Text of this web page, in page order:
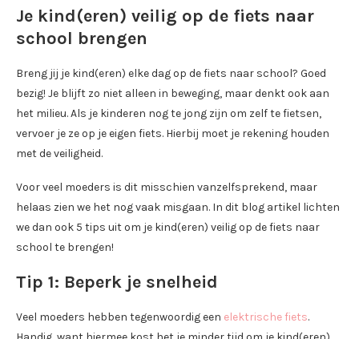
Je kind(eren) veilig op de fiets naar
school brengen
Breng jij je kind(eren) elke dag op de fiets naar school? Goed
bezig! Je blijft zo niet alleen in beweging, maar denkt ook aan
het milieu. Als je kinderen nog te jong zijn om zelf te fietsen,
vervoer je ze op je eigen fiets. Hierbij moet je rekening houden
met de veiligheid.
Voor veel moeders is dit misschien vanzelfsprekend, maar
helaas zien we het nog vaak misgaan. In dit blog artikel lichten
we dan ook 5 tips uit om je kind(eren) veilig op de fiets naar
school te brengen!
Tip 1: Beperk je snelheid
Veel moeders hebben tegenwoordig een elektrische fiets.